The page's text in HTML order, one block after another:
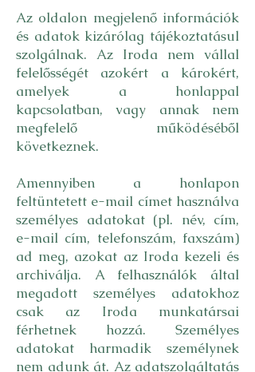
Az oldalon megjelenő információk
és adatok kizárólag tájékoztatásul
szolgálnak. Az Iroda nem vállal
felelősségét azokért a károkért,
amelyek a honlappal
kapcsolatban, vagy annak nem
megfelelő működéséből
következnek.
Amennyiben a honlapon
feltüntetett e-mail címet használva
személyes adatokat (pl. név, cím,
e-mail cím, telefonszám, faxszám)
ad meg, azokat az Iroda kezeli és
archiválja. A felhasználók által
megadott személyes adatokhoz
csak az Iroda munkatársai
férhetnek hozzá. Személyes
adatokat harmadik személynek
nem adunk át. Az adatszolgáltatás